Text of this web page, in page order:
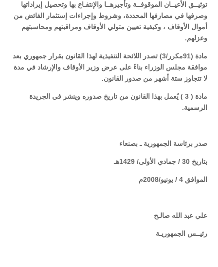
توثيــق الأعيــان الموقوفــة وتأجيرهــا والإنتفـاع بها وتحصيل إيراداتها
وصرفها في مصارفها المحددة، وشروط وإجراءات إستثمار الفائض من
أموال الأوقاف ، وكيفية تعيين متولي الأوقاف ومراقبتهم ومحاسبتهم
وعزلهم.
مادة (91مكرر/3) تصدر اللائحة التنفيذية لهذا القانون بقرار جمهوري بعد
موافقة مجلس الوزراء بناءً على عرض وزير الأوقاف والإرشاد في مدة
لا تتجاوز ستة أشهر من صدور القانون.
مادة ( 3 ) يُعمل بهذا القانون من تاريخ صدوره وينشر في الجريدة
الرسمية.
صدر برئاسة الجمهورية ـ بصنعاء
بتاريخ 30 / جمادي الأولى/ 1429هـ
الموافق 4 / يونيو/2008م
علي عبد الله صالـح
رئيــس الجمهوريـة